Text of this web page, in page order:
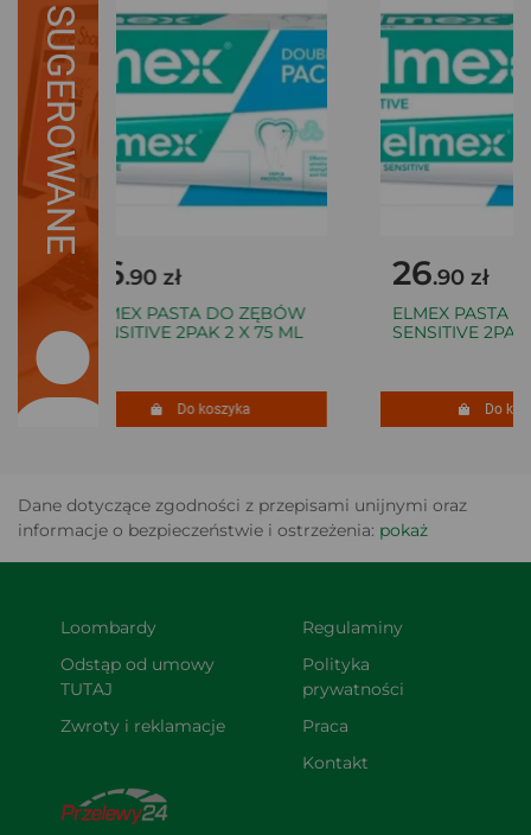
SUGEROWANE
.90 zł
ELMEX PASTA DO ZĘBÓW
SENSITIVE 2PAK 2 X 75 ML
Do koszyka
26.90 zł
ELMEX PASTA
SENSITIVE 2PAK
Do
Dane dotyczące zgodności z przepisami unijnymi oraz
informacje o bezpieczeństwie i ostrzeżenia: pokaż
Loombardy
Odstąp od umowy
TUTAJ
Zwroty i reklamacje
Regulaminy
Polityka
prywatności
Praca
Kontakt